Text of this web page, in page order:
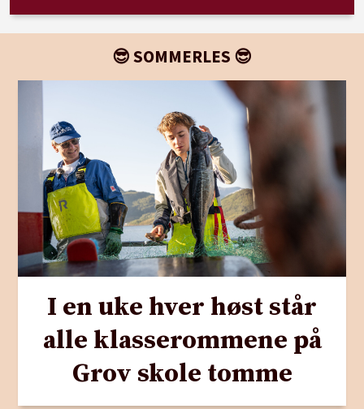
😎 SOMMERLES 😎
I en uke hver høst står
alle klasserommene på
Grov skole tomme